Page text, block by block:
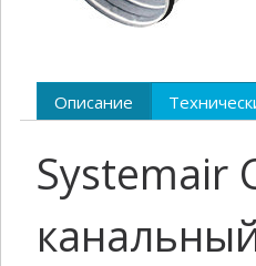
Описание
Systemair